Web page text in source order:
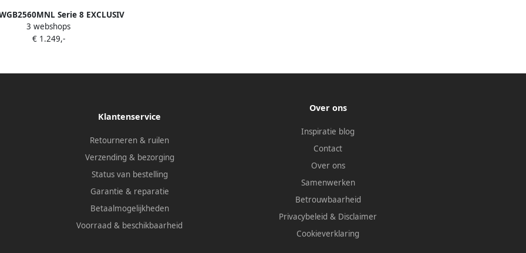
Serie 8 EXCLUSIV
Wasmachine
3 webshops
€ 1.249,-
Klantenservice
Retourneren & ruilen
Verzending & bezorging
Status van bestelling
Garantie & reparatie
Betaalmogelijkheden
Voorraad & beschikbaarheid
Over ons
Inspiratie blog
Contact
Over ons
Samenwerken
Betrouwbaarheid
Privacybeleid & Disclaimer
Cookieverklaring